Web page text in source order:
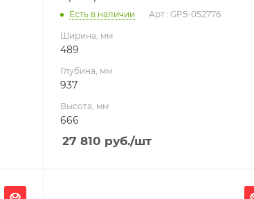
Есть в наличии Арт.: GP5-052776
Ширина, мм
489
Глубина, мм
937
Высота, мм
666
27 810 руб./шт